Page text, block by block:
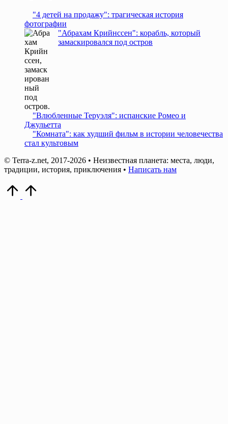
"4 детей на продажу": трагическая история
фотографии
"Абрахам Крийнссен": корабль, который
замаскировался под остров
"Влюбленные Теруэля": испанские Ромео и
Джульетта
"Комната": как худший фильм в истории человечества
стал культовым
© Terra-z.net, 2017-2026 • Неизвестная планета: места, люди,
традиции, история, приключения • Написать нам